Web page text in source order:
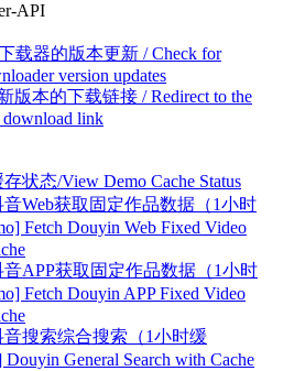
API
载器的版本更新 / Check for
version updates
版本的下载链接 / Redirect to the
download link
状态/View Demo Cache Status
音Web获取固定作品数据（1小时
Fetch Douyin Web Fixed Video
音APP获取固定作品数据（1小时
Fetch Douyin APP Fixed Video
音搜索综合搜索（1小时缓
General Search with Cache